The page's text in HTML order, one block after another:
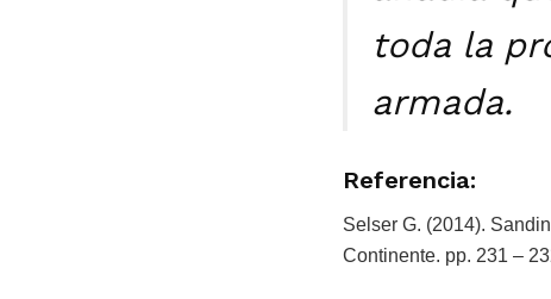
toda la
armada.
Referencia:
Selser G. (2014).
Continente. pp. 231 –